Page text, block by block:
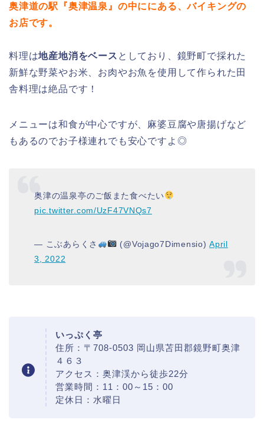
奥津道の駅『奥津温泉』の中ににある、バイキングの
お店です。
料理は地産地消をベース としており、鏡野町で採れた
新鮮な野菜やお米、お肉やお魚を使用して作られた田
舎料理は絶品です！
メニューは和食が中心ですが、麻婆豆腐や唐揚げなど
もあるのでお子様連れでも安心ですよ◎
奥津の温泉亭のご飯また食べたい
pic.twitter.com/UzF47VNQs7
— こぶあらくさ (@Vojago7Dimensio)April
3, 2022
いっぷく亭
住所：〒708-0503 岡山県苫田郡鏡野町奥津
４６３
アクセス：奥津渓から徒歩22分
営業時間：11：00～15：00
定休日：水曜日